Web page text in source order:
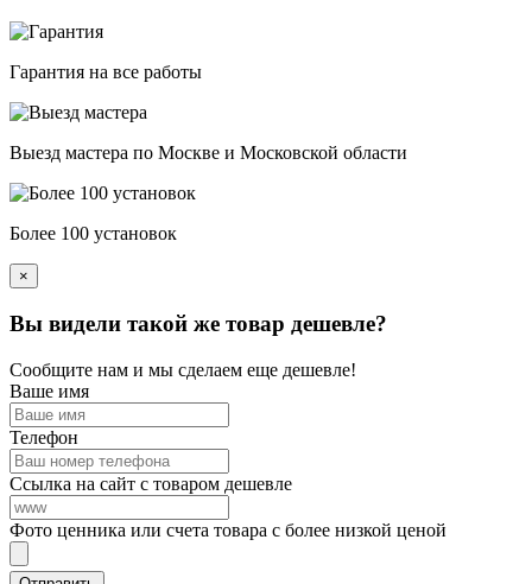
Гарантия на все работы
Выезд мастера по Москве и Московской области
Более 100 установок
×
Вы видели такой же товар дешевле?
Сообщите нам и мы сделаем еще дешевле!
Ваше имя
Телефон
Ссылка на сайт с товаром дешевле
Фото ценника или счета товара с более низкой ценой